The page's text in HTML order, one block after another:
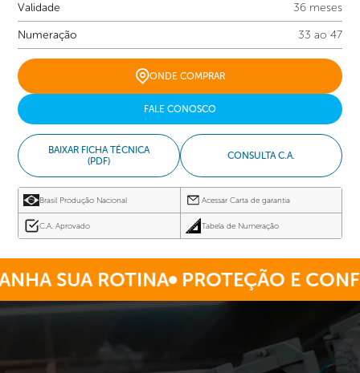
Validade
36 meses
Numeração
33 ao 47
ONDE COMPRAR
FALE CONOSCO
BAIXAR FICHA TÉCNICA
(PDF)
CONSULTA C.A.
Brasil Produção Nacional Acessar Carta de garantia
C.A. Aprovado Tabela de Numeração
SUA ROTINA PROTEÇÃO E